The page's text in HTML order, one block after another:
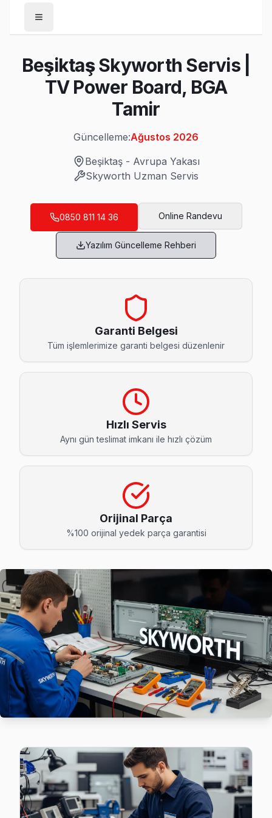
/Beşiktaş
Skyworth
Ağustos 2026
Abbasağa Skyworth Servis
Abbasağa mahallesi Skyworth TV teknisyeniniz ortalama
Beşiktaş Skyworth Servis →
Akatlar Skyworth Servis
Akatlar'de Skyworth TV güç kartı kondansatör şişmesi en
Skyworth Servis Merkezi →
Arnavutköy Skyworth Servis
Arnavutköy'deki Skyworth TV kullanıcılarına ikinci el
Balmumcu Skyworth Servis
Balmumcu'deki Skyworth TV sahiplerinin yüzde sekseni
Balmumcu Skyworth Açılmıyor Arıza →
Bebek Skyworth Servis
Skyworth marka TV'niz Bebek'de çalışmıyorsa teknik
Beşiktaş Skyworth Servis →
Cihannüma Skyworth Servis
Cihannüma'deki Skyworth TV sahiplerinin yüzde sekseni
Skyworth Servis Merkezi →
Dikilitaş Skyworth Servis
Dikilitaş'de Skyworth TV ses ama görüntü yok sorununu
Skyworth Servis Merkezi →
Etiler Skyworth Servis
Skyworth TV'niz Etiler'de arıza yaptıysa taşımanıza
Skyworth Servis Merkezi →
Gayrettepe Skyworth Servis
Beşiktaş Skyworth Servis →
Konaklar Skyworth Servis
Skyworth TV Konaklar adresinde firmware güncellemesi
Beşiktaş Skyworth Servis |
TV Power Board, BGA
Tamir
Güncelleme:Ağustos 2026
Beşiktaş- Avrupa Yakası
Skyworth Uzman Servis
0850 811 14 36 Online Randevu
Yazılım Güncelleme Rehberi
Garanti Belgesi
Tüm işlemlerimize garanti belgesi düzenlenir
Hızlı Servis
Aynı gün teslimat imkanı ile hızlı çözüm
Orijinal Parça
%100 orijinal yedek parça garantisi